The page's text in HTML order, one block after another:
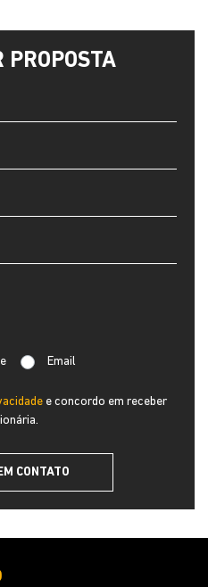
PROPOSTA
Email
e concordo em receber
CONTATO